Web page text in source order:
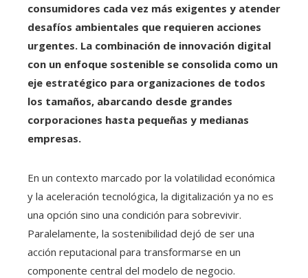
consumidores cada vez más exigentes y atender
desafíos ambientales que requieren acciones
urgentes. La combinación de innovación digital
con un enfoque sostenible se consolida como un
eje estratégico para organizaciones de todos
los tamaños, abarcando desde grandes
corporaciones hasta pequeñas y medianas
empresas.
En un contexto marcado por la volatilidad económica
y la aceleración tecnológica, la digitalización ya no es
una opción sino una condición para sobrevivir.
Paralelamente, la sostenibilidad dejó de ser una
acción reputacional para transformarse en un
componente central del modelo de negocio.